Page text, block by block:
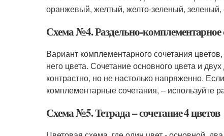
оранжевый, желтый, желто-зеленый, зеленый,
Схема №4. Раздельно-комплементарное
Вариант комплементарного сочетания
него цвета. Сочетание основного цвета и
контрастно, но не настолько напряженно.
комплементарные сочетания, – используйте
Схема №5. Тетрада – сочетание 4 цветов